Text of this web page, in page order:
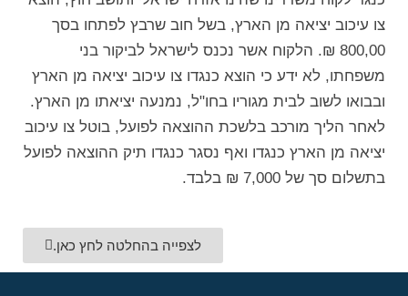
צו עיכוב יציאה מן הארץ, בשל חוב שרבץ לפתחו בסך
800,00 ₪. הלקוח אשר נכנס לישראל לביקור בני
משפחתו, לא ידע כי הוצא כנגדו צו עיכוב יציאה מן הארץ
ובבואו לשוב לבית מגוריו בחו"ל, נמנעה יציאתו מן הארץ.
לאחר הליך מורכב בלשכת ההוצאה לפועל, בוטל צו עיכוב
יציאה מן הארץ כנגדו ואף נסגר כנגדו תיק ההוצאה לפועל
בתשלום סך של 7,000 ₪ בלבד.
לצפייה בהחלטה לחץ כאן.